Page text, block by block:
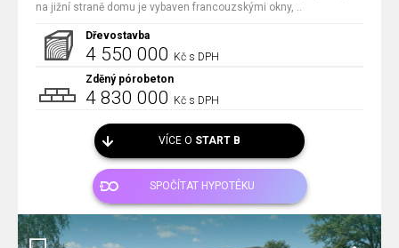
na jižní straně domu je vybaven francouzskými okny, ..
Dřevostavba
4 550 000 Kč s DPH
Zděný pórobeton
4 830 000 Kč s DPH
VÍCE O START B
SPOČÍTAT HYPOTÉKU